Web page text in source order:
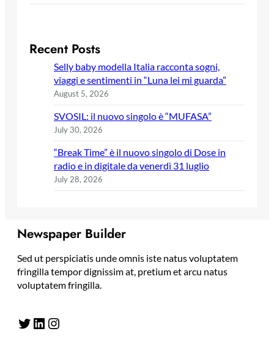
Recent Posts
Selly baby modella Italia racconta sogni,
viaggi e sentimenti in “Luna lei mi guarda”
August 5, 2026
SVOSIL: il nuovo singolo è “MUFASA”
July 30, 2026
“Break Time” è il nuovo singolo di Dose in
radio e in digitale da venerdì 31 luglio
July 28, 2026
Newspaper Builder
Sed ut perspiciatis unde omnis iste natus voluptatem
fringilla tempor dignissim at, pretium et arcu natus
voluptatem fringilla.
Twitter LinkedIn Instagram